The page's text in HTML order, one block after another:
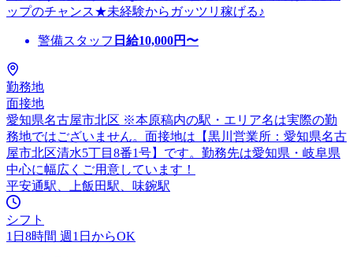
ップのチャンス★未経験からガッツリ稼げる♪
警備スタッフ 日給10,000円〜
勤務地
面接地
愛知県名古屋市北区 ※本原稿内の駅・エリア名は実際の勤
務地ではございません。面接地は【黒川営業所：愛知県名古
屋市北区清水5丁目8番1号】です。勤務先は愛知県・岐阜県
中心に幅広くご用意しています！
平安通駅、上飯田駅、味鋺駅
シフト
1日8時間 週1日からOK